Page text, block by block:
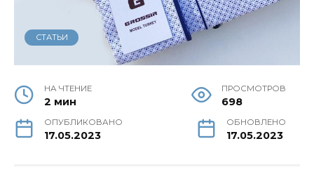
СТАТЬИ
НА ЧТЕНИЕ
2 мин
ПРОСМОТРОВ
698
ОПУБЛИКОВАНО
17.05.2023
ОБНОВЛЕНО
17.05.2023